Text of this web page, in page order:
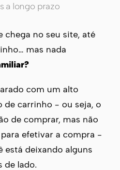
a longo prazo
chega no seu site, até
mas nada
com um alto
de carrinho - ou seja, o
de comprar, mas não
efetivar a compra -
está deixando alguns
de lado.